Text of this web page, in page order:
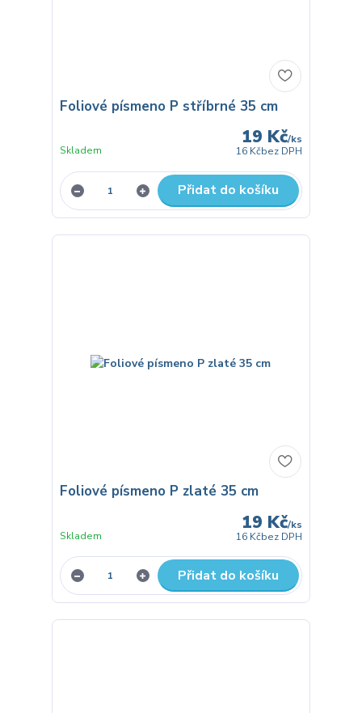
Foliové písmeno P stříbrné 35 cm
19 Kč/ks
16 Kčbez DPH
Skladem
Přidat do košíku
Foliové písmeno P zlaté 35 cm
19 Kč/ks
16 Kčbez DPH
Skladem
Přidat do košíku